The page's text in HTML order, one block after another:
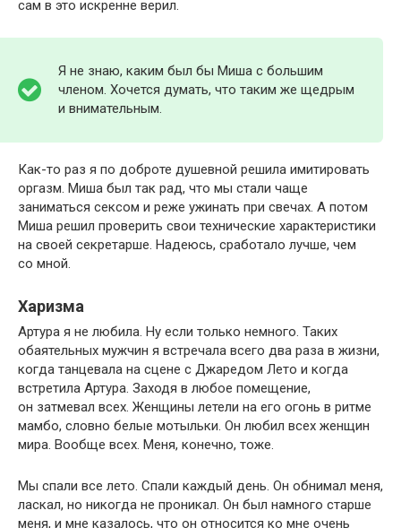
сам в это искренне верил.
Я не знаю, каким был бы Миша с большим
членом. Хочется думать, что таким же щедрым
и внимательным.
Как-то раз я по доброте душевной решила имитировать
оргазм. Миша был так рад, что мы стали чаще
заниматься сексом и реже ужинать при свечах. А потом
Миша решил проверить свои технические характеристики
на своей секретарше. Надеюсь, сработало лучше, чем
со мной.
Харизма
Артура я не любила. Ну если только немного. Таких
обаятельных мужчин я встречала всего два раза в жизни,
когда танцевала на сцене с Джаредом Лето и когда
встретила Артура. Заходя в любое помещение,
он затмевал всех. Женщины летели на его огонь в ритме
мамбо, словно белые мотыльки. Он любил всех женщин
мира. Вообще всех. Меня, конечно, тоже.
Мы спали все лето. Спали каждый день. Он обнимал меня,
ласкал, но никогда не проникал. Он был намного старше
меня, и мне казалось, что он относится ко мне очень